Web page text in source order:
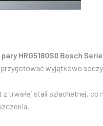
HRG5180S0 Bosch
wyjątkowo
trwałej stali szlachetnej,